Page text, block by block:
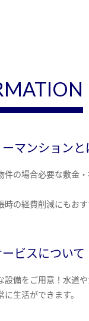
マンションと
件の場合必要な敷金
時の経費削減にもおす
ビスについて
設備をご用意！水道
生活ができます。